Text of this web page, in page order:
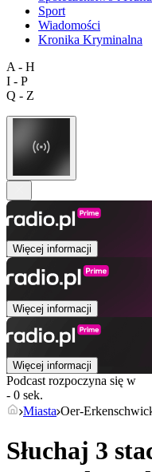
Sport
Wiadomości
Kronika Kryminalna
A - H
I - P
Q - Z
Więcej informacji
Więcej informacji
Więcej informacji
Podcast rozpoczyna się w
- 0 sek.
Miasta Oer-
Słuchaj 3